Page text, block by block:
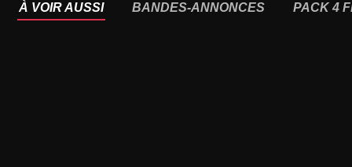
À VOIR AUSSI BANDES-ANNONCES PACK 4